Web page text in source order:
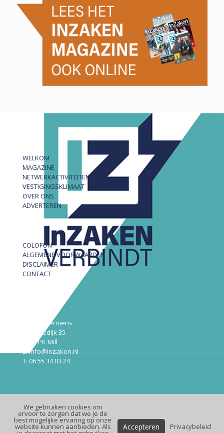
WELKOM
MAGAZINE
NETWERKACTIVITEITEN
VESTIGINGSKLIMAAT
OVER ONS
ADVERTEREN
COLOFON
ALGEMENE VOORWAARDEN
DISCLAIMER
CONTACT
Robert Hermens
Udensedijk 35
5451 PK Mill
E: info@inzaken.nl
T: 06 55 34 03 24
© InZaken.nl
Design:Maek| Website: Premium Online
We gebruiken cookies om
ervoor te zorgen dat we je de
best mogelijke ervaring op onze
website kunnen aanbieden. Als Accepteren Privacybeleid